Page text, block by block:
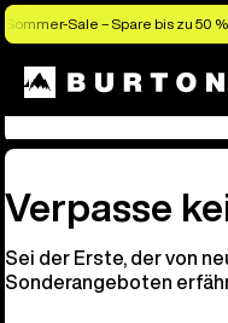
Sommer-Sale – Spare bis zu 50
Verpasse
Sei der Erste, der von
Sonderangeboten